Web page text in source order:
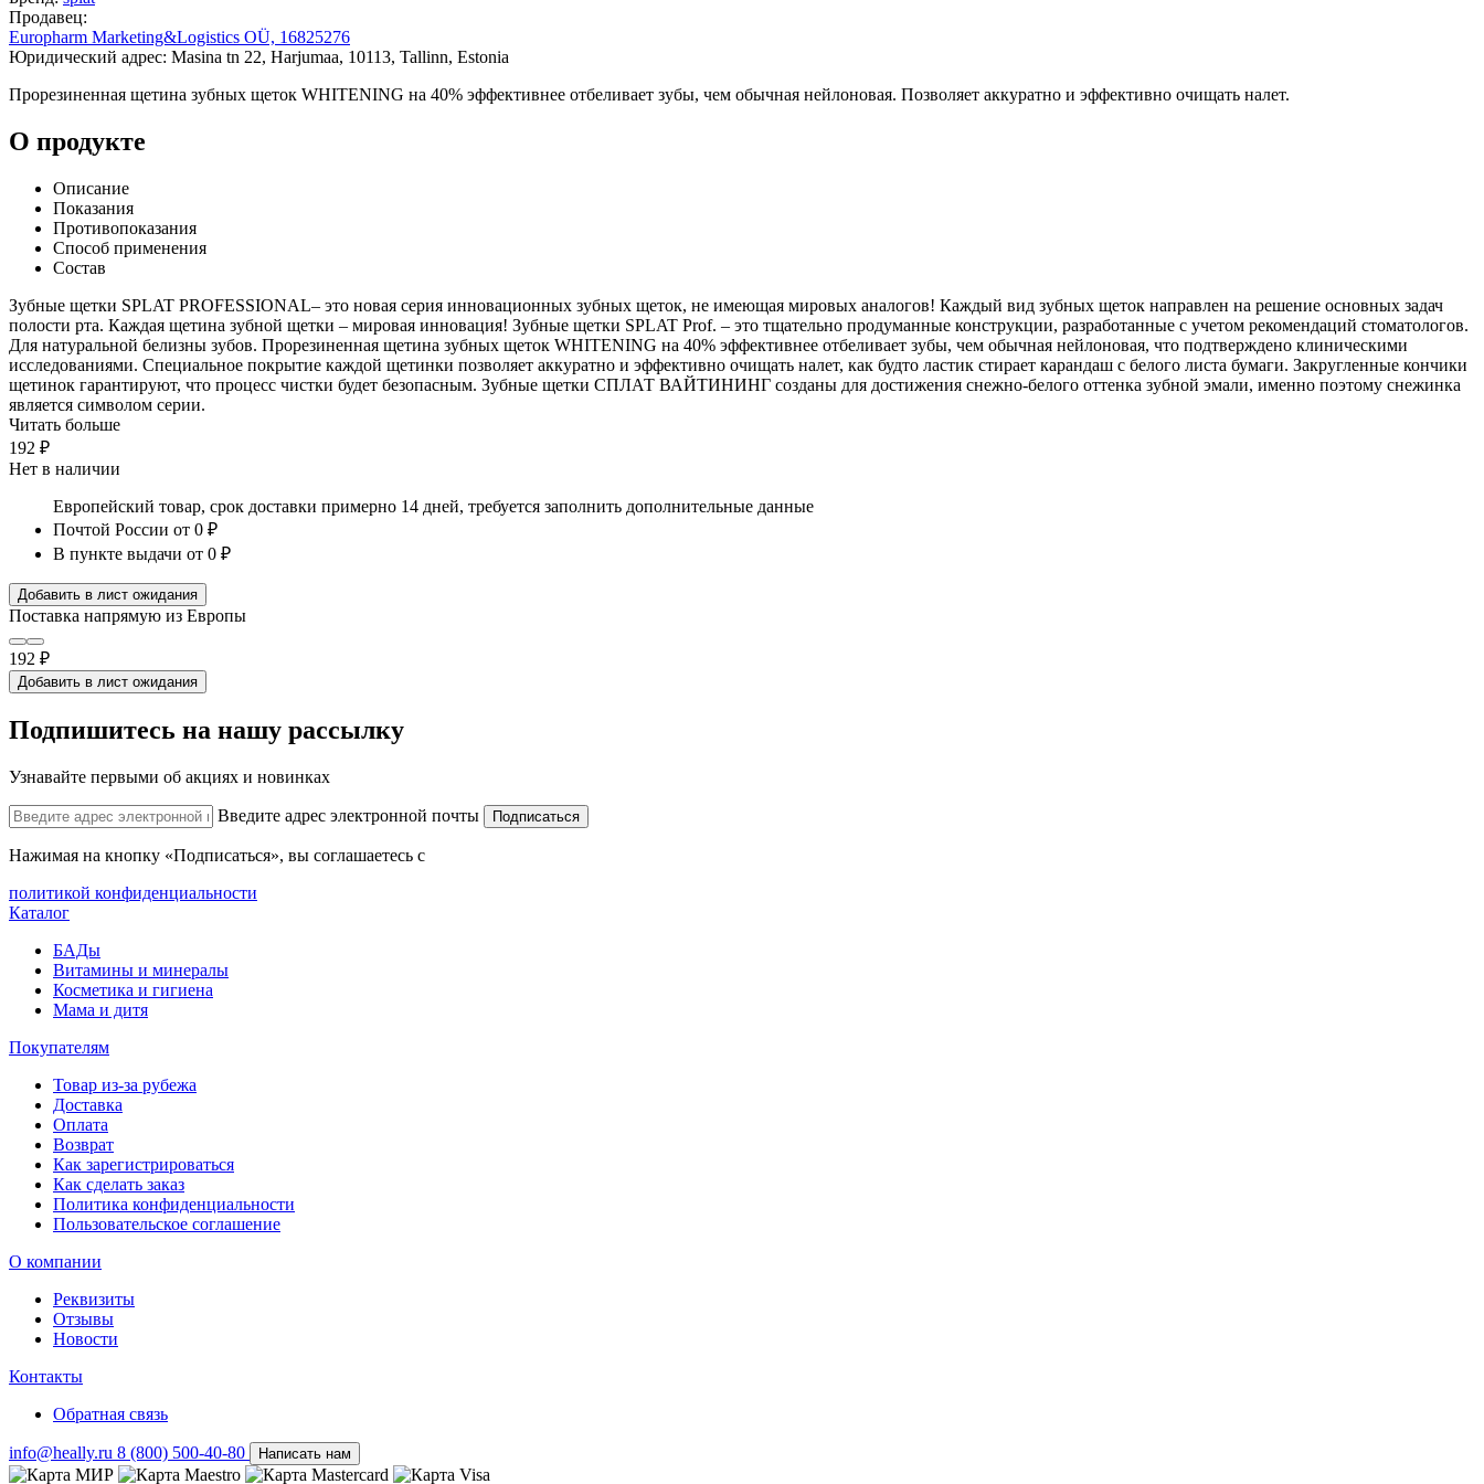
Продавец:
Europharm Marketing&Logistics OÜ, 16825276
Юридический адрес: Masina tn 22, Harjumaa, 10113, Tallinn, Estonia
Прорезиненная щетина зубных щеток WHITENING на 40% эффективнее отбеливает зубы, чем обычная нейлоновая. Позволяет аккуратно и эффективно очищать налет.
О продукте
Описание
Показания
Противопоказания
Способ применения
Состав
Зубные щетки SPLAT PROFESSIONAL– это новая серия инновационных зубных щеток, не имеющая мировых аналогов! Каждый вид зубных щеток направлен на решение основных задач
полости рта. Каждая щетина зубной щетки – мировая инновация! Зубные щетки SPLAT Prof. – это тщательно продуманные конструкции, разработанные с учетом рекомендаций стоматологов.
Для натуральной белизны зубов. Прорезиненная щетина зубных щеток WHITENING на 40% эффективнее отбеливает зубы, чем обычная нейлоновая, что подтверждено клиническими
исследованиями. Специальное покрытие каждой щетинки позволяет аккуратно и эффективно очищать налет, как будто ластик стирает карандаш с белого листа бумаги. Закругленные кончики
щетинок гарантируют, что процесс чистки будет безопасным. Зубные щетки СПЛАТ ВАЙТИНИНГ созданы для достижения снежно-белого оттенка зубной эмали, именно поэтому снежинка
является символом серии.
Читать больше
192 ₽
Нет в наличии
Европейский товар, срок доставки примерно 14 дней, требуется заполнить дополнительные данные
Почтой России от 0 ₽
В пункте выдачи от 0 ₽
Добавить в лист ожидания
Поставка напрямую из Европы
192 ₽
Добавить в лист ожидания
Подпишитесь на нашу рассылку
Узнавайте первыми об акциях и новинках
Введите адрес электронной почты Подписаться
Нажимая на кнопку «Подписаться», вы соглашаетесь с
политикой конфиденциальности
Каталог
БАДы
Витамины и минералы
Косметика и гигиена
Мама и дитя
Покупателям
Товар из-за рубежа
Доставка
Оплата
Возврат
Как зарегистрироваться
Как сделать заказ
Политика конфиденциальности
Пользовательское соглашение
О компании
Реквизиты
Отзывы
Новости
Контакты
Обратная связь
info@heally.ru 8 (800) 500-40-80 Написать нам